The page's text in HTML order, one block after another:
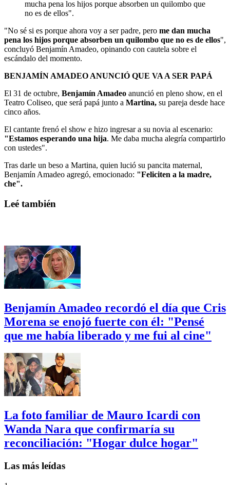
mucha pena los hijos porque absorben un quilombo que
no es de ellos".
"No sé si es porque ahora voy a ser padre, pero me dan mucha
pena los hijos porque absorben un quilombo que no es de ellos",
concluyó Benjamín Amadeo, opinando con cautela sobre el
escándalo del momento.
BENJAMÍN AMADEO ANUNCIÓ QUE VA A SER PAPÁ
El 31 de octubre, Benjamín Amadeo anunció en pleno show, en el
Teatro Coliseo, que será papá junto a Martina, su pareja desde hace
cinco años.
El cantante frenó el show e hizo ingresar a su novia al escenario:
"Estamos esperando una hija. Me daba mucha alegría compartirlo
con ustedes".
Tras darle un beso a Martina, quien lució su pancita maternal,
Benjamín Amadeo agregó, emocionado: "Feliciten a la madre,
che".
Leé también
Benjamín Amadeo recordó el día que Cris
Morena se enojó fuerte con él: "Pensé
que me había liberado y me fui al cine"
La foto familiar de Mauro Icardi con
Wanda Nara que confirmaría su
reconciliación: "Hogar dulce hogar"
Las más leídas